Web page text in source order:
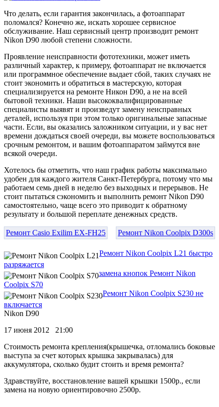
Что делать, если гарантия закончилась, а фотоаппарат
поломался? Конечно же, искать хорошее сервисное
обслуживание. Наш сервисный центр производит ремонт
Nikon D90 любой степени сложности.
Проявление неисправности фототехники, может иметь
различный характер, к примеру, фотоаппарат не включается
или программное обеспечение выдает сбой, таких случаях не
стоит экономить и обратиться в мастерскую, которая
специализируется на ремонте Никон D90, а не на всей
бытовой техники. Наши высококвалифицированные
специалисты выявят и произведут замену неисправных
деталей, используя при этом только оригинальные запасные
части. Если, вы оказались заложником ситуации, и у вас нет
времени дождаться своей очереди, вы можете воспользоваться
срочным ремонтом, и вашим фотоаппаратом займутся вне
всякой очереди.
Хотелось бы отметить, что наш график работы максимально
удобен для каждого жителя Санкт-Петербурга, потому что мы
работаем семь дней в неделю без выходных и перерывов. Не
стоит пытаться сэкономить и выполнить ремонт Nikon D90
самостоятельно, чаще всего это приводит к обратному
результату и большой переплате денежных средств.
Ремонт Casio Exilim EX-FH25 Ремонт Nikon Coolpix D300s
Ремонт Nikon Coolpix L21 быстро
разряжается
замена кнопок Ремонт Nikon
Coolpix S70
Ремонт Nikon Coolpix S230 не
включается
Nikon D90
17 июня 2012 21:00
Стоимость ремонта крепления(крышечка, отломались боковые
выступа за счет которых крышка закрывалась) для
аккумулятора, сколько будит стоить и время ремонта?
Здравствуйте, восстановление вашей крышки 1500р., если
замена на новую ориентировочно 2500р.